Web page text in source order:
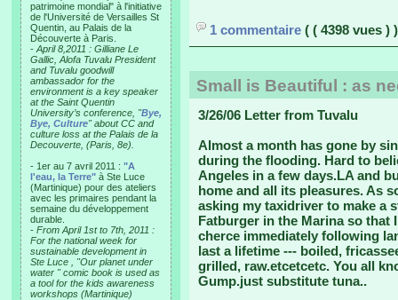
patrimoine mondial" à l'initiative
de l'Université de Versailles St
Quentin, au Palais de la
Découverte à Paris.
- April 8,2011 : Gilliane Le
Gallic, Alofa Tuvalu President
and Tuvalu goodwill
ambassador for the
environment is a key speaker
at the Saint Quentin
University’s conference, "Bye,
Bye, Culture" about CC and
culture loss at the Palais de la
Decouverte, (Paris, 8e).
- 1er au 7 avril 2011 : "A
l'eau, la Terre" à Ste Luce
(Martinique) pour des ateliers
avec les primaires pendant la
semaine du développement
durable.
- From April 1st to 7th, 2011 :
For the national week for
sustainable development in
Ste Luce , "Our planet under
water " comic book is used as
a tool for the kids awareness
workshops (Martinique)
1 commentaire ( ( 4398 vues ) )
Small is Beautiful : as
3/26/06 Letter from Tuvalu
Almost a month has gone by
during the flooding. Hard to
Angeles in a few days.LA and
home and all its pleasures. As
asking my taxidriver to make a
Fatburger in the Marina so that
cherce immediately following
last a lifetime --- boiled,
grilled, raw.etcetcetc. You all
Gump.just substitute tuna..